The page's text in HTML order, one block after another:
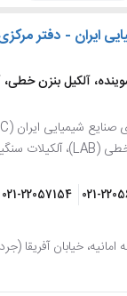
ایران - دفتر
آلکیل بنزن خطی،
021-
021-22057154
3، محله امانیه، خیابان